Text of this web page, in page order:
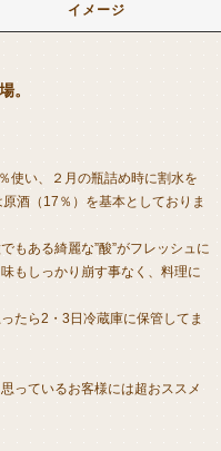
イメージ
。
使い、２月の瓶詰め時に割水を
酒（17％）を基本としておりま
もある綺麗な”酸”がフレッシュに
もしっかり崩す事なく、料理に
たら2・3日冷蔵庫に保管してま
っているお客様には超おススメ